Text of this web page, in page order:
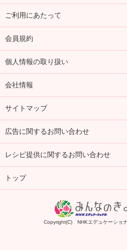
ご利用にあたって
会員規約
個人情報の取り扱い
会社情報
サイトマップ
広告に関するお問い合わせ
レシピ提供に関するお問い合わせ
トップ
Copyright(C) NHKエデュケーショ